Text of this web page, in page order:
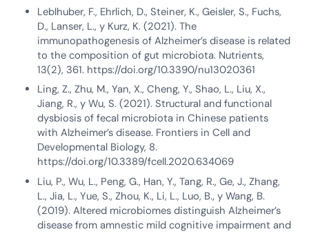
Leblhuber, F., Ehrlich, D., Steiner, K., Geisler, S., Fuchs,
D., Lanser, L., y Kurz, K. (2021). The
immunopathogenesis of Alzheimer’s disease is related
to the composition of gut microbiota. Nutrients,
13(2), 361. https://doi.org/10.3390/nu13020361
Ling, Z., Zhu, M., Yan, X., Cheng, Y., Shao, L., Liu, X.,
Jiang, R., y Wu, S. (2021). Structural and functional
dysbiosis of fecal microbiota in Chinese patients
with Alzheimer’s disease. Frontiers in Cell and
Developmental Biology, 8.
https://doi.org/10.3389/fcell.2020.634069
Liu, P., Wu, L., Peng, G., Han, Y., Tang, R., Ge, J., Zhang,
L., Jia, L., Yue, S., Zhou, K., Li, L., Luo, B., y Wang, B.
(2019). Altered microbiomes distinguish Alzheimer’s
disease from amnestic mild cognitive impairment and